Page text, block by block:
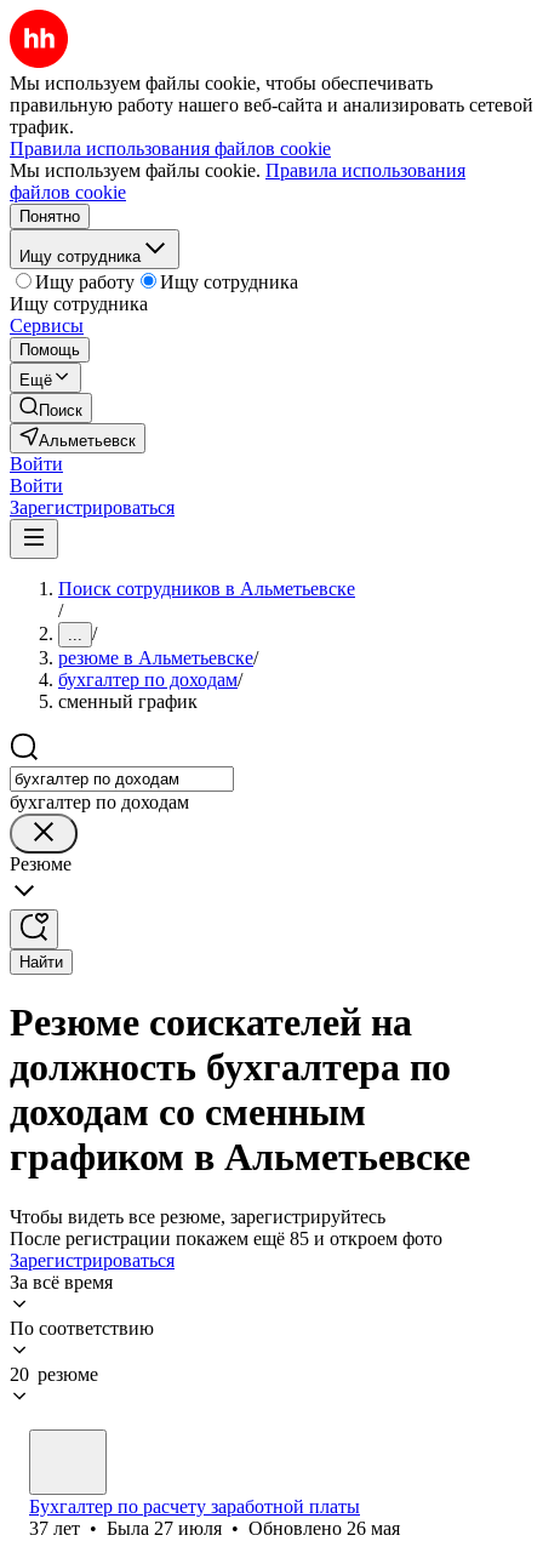
Мы используем файлы cookie, чтобы обеспечивать
правильную работу нашего веб-сайта и анализировать сетевой
трафик.
Правила использования файлов cookie
Мы используем файлы cookie. Правила использования
файлов cookie
Понятно
Ищу сотрудника
Ищу работу
Ищу сотрудника
Ищу сотрудника
Сервисы
Помощь
Ещё
Поиск
Альметьевск
Войти
Войти
Зарегистрироваться
Поиск сотрудников в Альметьевске
/
... /
резюме в Альметьевске/
бухгалтер по доходам/
сменный график
бухгалтер по доходам
Резюме
Найти
Резюме соискателей на
должность бухгалтера по
доходам со сменным
графиком в Альметьевске
Чтобы видеть все резюме, зарегистрируйтесь
После регистрации покажем ещё 85 и откроем фото
Зарегистрироваться
За всё время
По соответствию
20 резюме
Бухгалтер по расчету заработной платы
37 лет • Была 27 июля • Обновлено 26 мая